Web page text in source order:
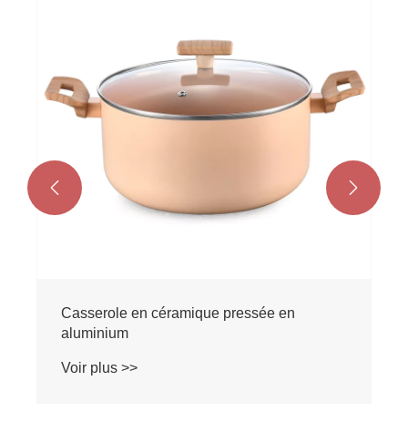
Casserole en céramique pressée en
aluminium
Voir plus >>
 